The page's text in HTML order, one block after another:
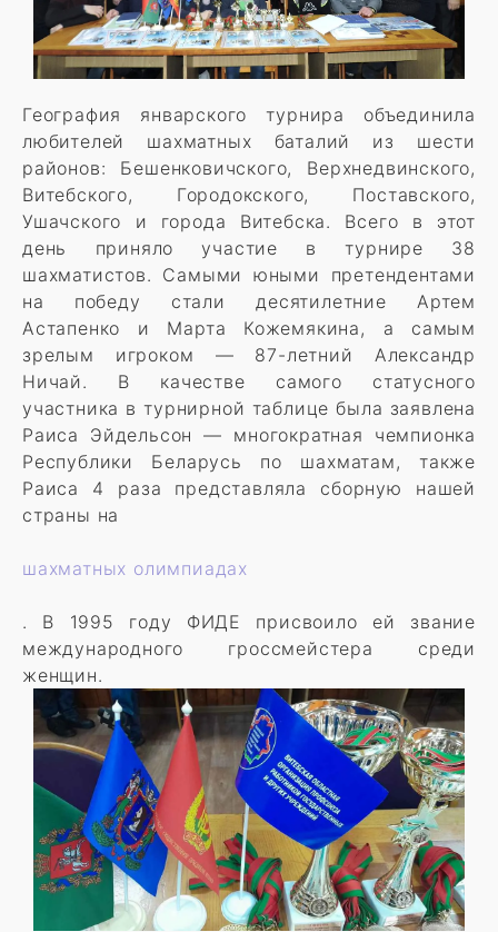
География январского турнира объединила
любителей шахматных баталий из шести
районов: Бешенковичского, Верхнедвинского,
Витебского, Городокского, Поставского,
Ушачского и города Витебска. Всего в этот
день приняло участие в турнире 38
шахматистов. Самыми юными претендентами
на победу стали десятилетние Артем
Астапенко и Марта Кожемякина, а самым
зрелым игроком — 87-летний Александр
Ничай. В качестве самого статусного
участника в турнирной таблице была заявлена
Раиса Эйдельсон — многократная чемпионка
Республики Беларусь по шахматам, также
Раиса 4 раза представляла сборную нашей
страны на
шахматных олимпиадах
. В 1995 году ФИДЕ присвоило ей звание
международного гроссмейстера среди
женщин.